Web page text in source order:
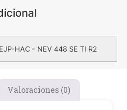
EJP-HAC – NEV 448 SE TI R2
Valoraciones (0)